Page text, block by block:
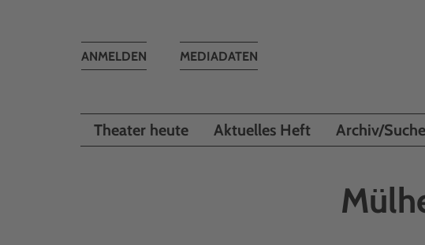
MEDIADATEN
Toggle
ANMELDEN
Theater heute Aktuelles Heft Archiv/Suche